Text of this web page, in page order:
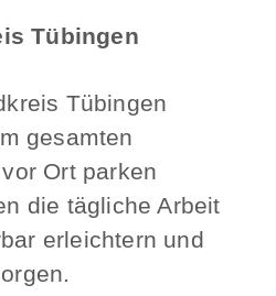
Tübingen
Tübingen
gesamten
Ort parken
die tägliche Arbeit
erleichtern und